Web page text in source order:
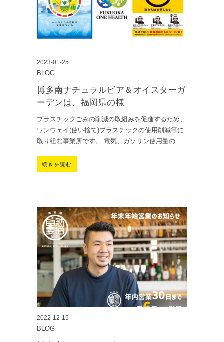
2023-01-25
BLOG
博多南ナチュラルビア＆オイスターガ
ーデンは、福岡県の様
プラスチックごみの削減の取組みを促進するため、
ワンウェイ(使い捨て)プラスチックの使用削減等に
取り組む事業所です。 電気、ガソリン使用量の...
続きを読む
2022-12-15
BLOG